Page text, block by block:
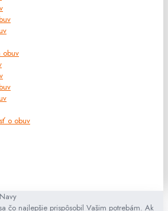
obuv
o obuv
čo najlepšie prispôsobil Vašim potrebám. Ak